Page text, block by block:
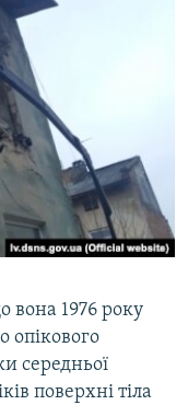
вона 1976 року
опікового
середньої
поверхні тіла